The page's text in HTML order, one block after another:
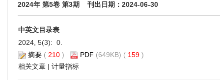
2024年 第5卷 第3期 刊出日期：2024-06-30
中英文目录表
2024, 5(3): 0.
摘要 ( 210 ) PDF (649KB) ( 159 )
相关文章 | 计量指标